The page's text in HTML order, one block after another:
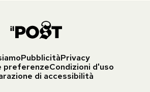
PubblicitàPrivacy
preferenzeCondizioni d'uso
di accessibilità